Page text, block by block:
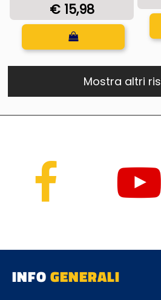
€ 15,98
Quantità
Mostra altri
INFOGENERALI